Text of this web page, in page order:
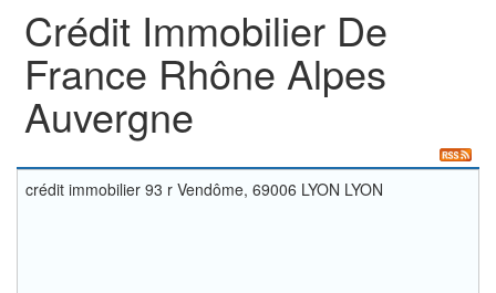
Crédit Immobilier De
France Rhône Alpes
Auvergne
crédit immobilier 93 r Vendôme, 69006 LYON LYON